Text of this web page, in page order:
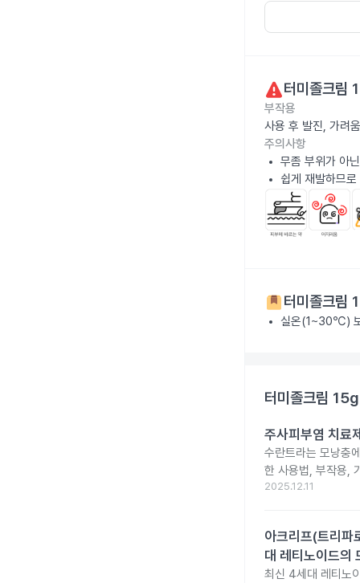
터미졸크림
부작용
사용 후 발진, 가려
주의사항
무좀 부위가 아
쉽게 재발하므
터미졸크림
실온(1~30℃)
터미졸크림 15g
주사피부염 치료
수란트라는 모낭충
한 사용법, 부작용,
2025.12.11
아크리프(트리파
대 레티노이드의
최신 4세대 레티노